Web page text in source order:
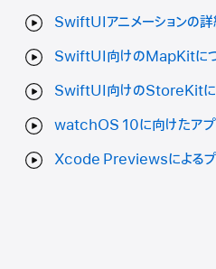
SwiftUIアニメーションの詳
SwiftUI向けのMapKitに
SwiftUI向けのStoreKitに
watchOS 10に向けたアプ
Xcode Previewsによるプ